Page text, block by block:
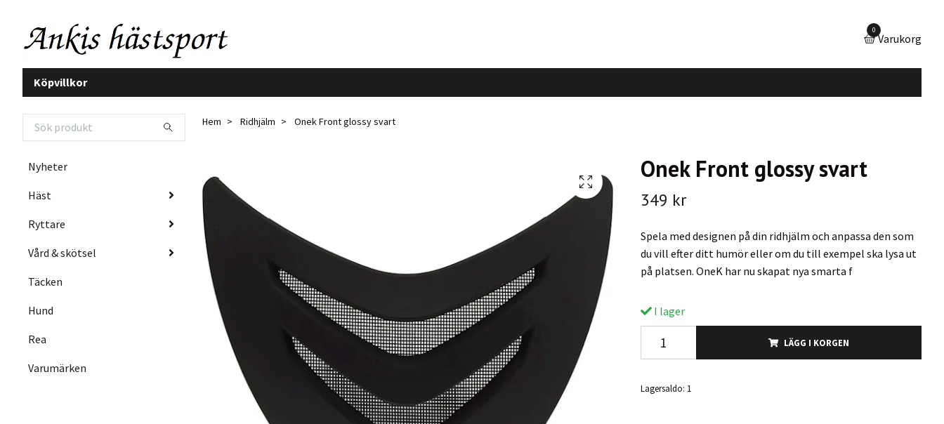
0
Varukorg
Köpvillkor
Nyheter
Häst
Ryttare
Vård & skötsel
Täcken
Hund
Rea
Varumärken
Hem Ridhjälm Onek Front glossy svart
Onek Front glossy svart
349 kr
Spela med designen på din ridhjälm och anpassa den som
du vill efter ditt humör eller om du till exempel ska lysa ut
på platsen. OneK har nu skapat nya smarta f
I lager
LÄGG I KORGEN
Lagersaldo: 1